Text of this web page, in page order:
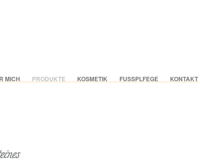
MICH PRODUKTE KOSMETIK FUSSPLFEGE KONTAKT